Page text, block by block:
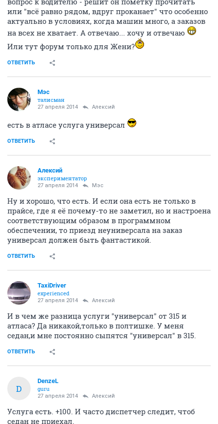
или "всё равно рядом, вдруг проканает" что особенно
актуально в условиях, когда машин много, а заказов
на всех не хватает. А отвечаю... хочу и отвечаю
Или тут форум только для Жени?
ОТВЕТИТЬ
Мэс
талисман
27 апреля 2014 Алексий
есть в атласе услуга универсал
ОТВЕТИТЬ
Алексий
экспериментатор
27 апреля 2014 Мэс
Ну и хорошо, что есть. И если она есть не только в
прайсе, где я её почему-то не заметил, но и настроена
соответствующим образом в программном
обеспечении, то приезд неуниверсала на заказ
универсал должен быть фантастикой.
ОТВЕТИТЬ
TaxiDriver
experienced
27 апреля 2014 Алексий
И в чем же разница услуги "универсал" от 315 и
атласа? Да никакой,только в полтишке. У меня
седан,и мне постоянно сыпятся "универсал" в 315.
ОТВЕТИТЬ
D
DenzeL
guru
27 апреля 2014 Алексий
Услуга есть. +100. И часто диспетчер следит, чтоб
седан не приехал.